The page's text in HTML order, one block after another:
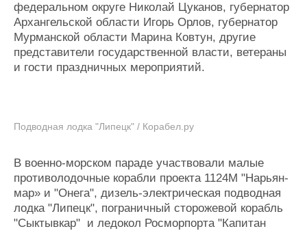
федеральном округе Николай Цуканов, губернатор
Архангельской области Игорь Орлов, губернатор
Мурманской области Марина Ковтун, другие
представители государственной власти, ветераны
и гости праздничных мероприятий.
Подводная лодка "Липецк" / Корабел.ру
В военно-морском параде участвовали малые
противолодочные корабли проекта 1124М "Нарьян-
мар» и "Онега", дизель-электрическая подводная
лодка "Липецк", пограничный сторожевой корабль
"Сыктывкар" и ледокол Росморпорта "Капитан